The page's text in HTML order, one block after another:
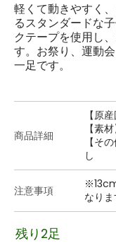
軽くて動きやすく
るスタンダードな
クテープを使用し
す。お祭り、運動
一足です。
商品詳細
【原
【素
【そ
し
注意事項
なりま
残り2足